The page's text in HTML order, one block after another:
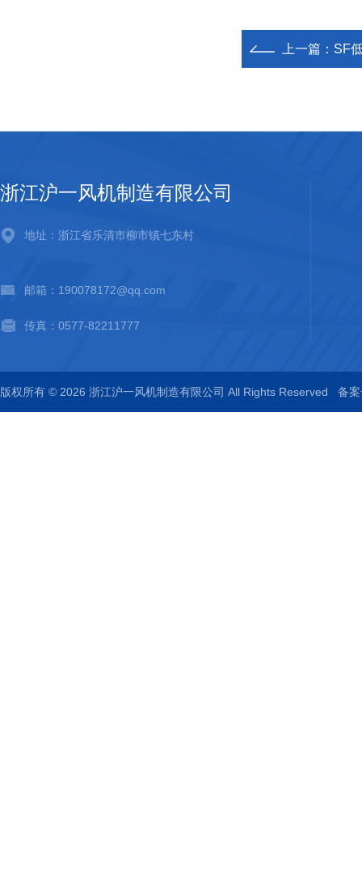
上一篇： SF
浙江沪一风机制造有限公司
地址：浙江省乐清市柳市镇七东村
邮箱：190078172@qq.com
传真：0577-82211777
版权所有 © 2026 浙江沪一风机制造有限公司 All Rights Reserved 备